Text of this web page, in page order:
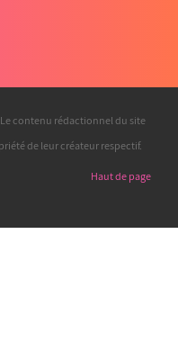
contenu rédactionnel du site
de leur créateur respectif.
Haut de page